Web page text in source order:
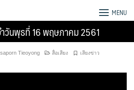
MENU
วันพุธที่ 16 พฤษภาคม 2561
Tieoyong สื่อเสียง
เสียงข่าว